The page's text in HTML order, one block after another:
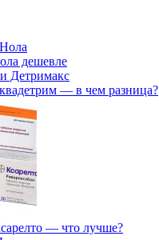
дешевле
— в чем разница?
— что лучше?